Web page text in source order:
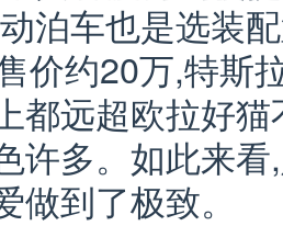
泊车也是选装
价约20万,特斯
都远超欧拉好
许多。如此来
做到了极致。